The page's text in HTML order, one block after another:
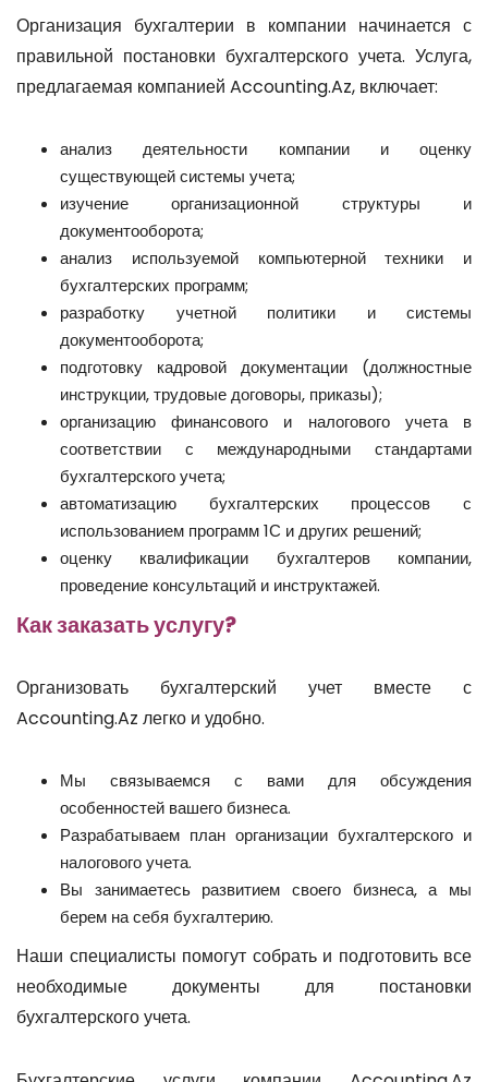
Организация бухгалтерии в компании начинается с
правильной постановки бухгалтерского учета. Услуга,
предлагаемая компанией Accounting.Az, включает:
анализ деятельности компании и оценку
существующей системы учета;
изучение организационной структуры и
документооборота;
анализ используемой компьютерной техники и
бухгалтерских программ;
разработку учетной политики и системы
документооборота;
подготовку кадровой документации (должностные
инструкции, трудовые договоры, приказы);
организацию финансового и налогового учета в
соответствии с международными стандартами
бухгалтерского учета;
автоматизацию бухгалтерских процессов с
использованием программ 1С и других решений;
оценку квалификации бухгалтеров компании,
проведение консультаций и инструктажей.
Как заказать услугу?
Организовать бухгалтерский учет вместе с
Accounting.Az легко и удобно.
Мы связываемся с вами для обсуждения
особенностей вашего бизнеса.
Разрабатываем план организации бухгалтерского и
налогового учета.
Вы занимаетесь развитием своего бизнеса, а мы
берем на себя бухгалтерию.
Наши специалисты помогут собрать и подготовить все
необходимые документы для постановки
бухгалтерского учета.